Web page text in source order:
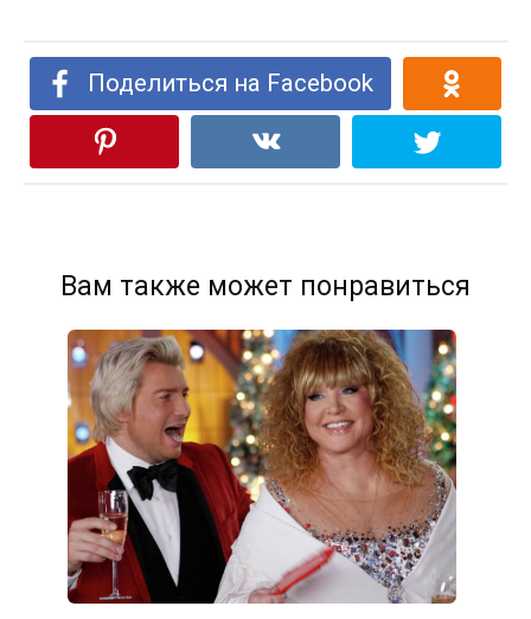
Поделиться на Facebook
Вам также может понравиться